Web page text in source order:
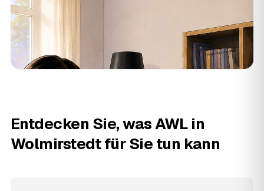
Entdecken Sie, was AWL in
Wolmirstedt für Sie tun kann